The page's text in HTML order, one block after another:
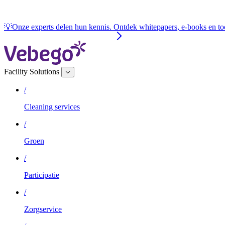
💡Onze experts delen hun kennis. Ontdek whitepapers, e-books en
Facility Solutions
/
Cleaning services
/
Groen
/
Participatie
/
Zorgservice